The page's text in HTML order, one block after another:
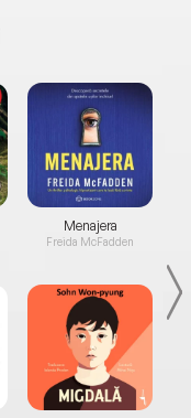
Menajera
Freida McFadden